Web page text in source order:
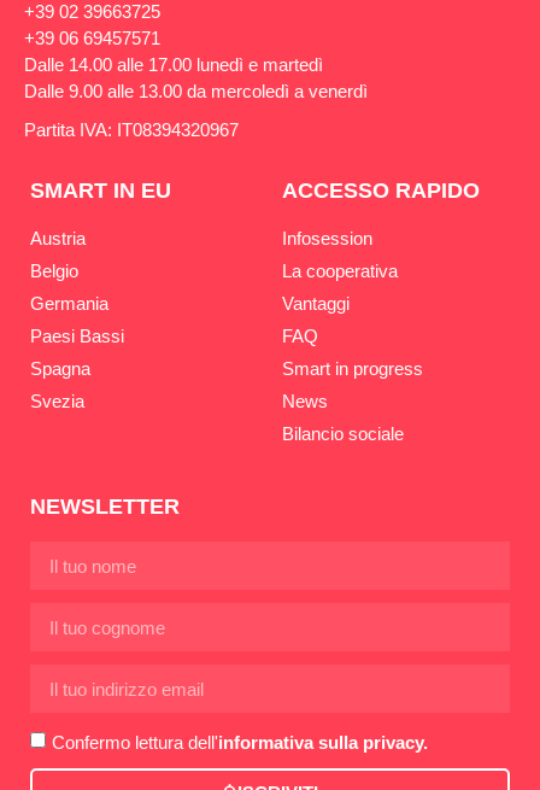
+39 02 39663725
+39 06 69457571
Dalle 14.00 alle 17.00 lunedì e martedì
Dalle 9.00 alle 13.00 da mercoledì a venerdì
Partita IVA: IT08394320967
SMART IN EU
Austria
Belgio
Germania
Paesi Bassi
Spagna
Svezia
ACCESSO RAPIDO
Infosession
La cooperativa
Vantaggi
FAQ
Smart in progress
News
Bilancio sociale
NEWSLETTER
Confermo lettura dell'informativa sulla privacy.